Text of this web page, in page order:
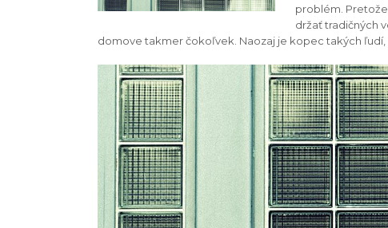
problém.
držať tradičných
domove takmer čokoľvek. Naozaj je kopec takých ľudí,